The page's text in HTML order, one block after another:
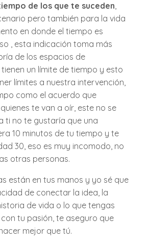
de los que te suceden,
pero también para la vida
en donde el tiempo es
, esta indicación toma más
de los espacios de
un límite de tiempo y esto
límites a nuestra intervención,
como el acuerdo que
te van a oír, este no se
ti no te gustaría que una
10 minutos de tu tiempo y te
30, eso es muy incomodo, no
otras personas.
están en tus manos y yo sé que
de conectar la idea, la
de vida o lo que tengas
tu pasión, te aseguro que
mejor que tú.